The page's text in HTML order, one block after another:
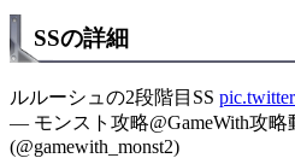
SSの詳細
ルルーシュの2段階目SS
— モンスト攻略@GameWith攻略
(@gamewith_monst2)